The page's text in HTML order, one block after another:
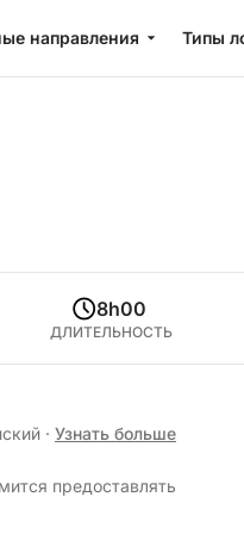
направления Типы
8h00
ДЛИТЕЛЬНОСТЬ
· Узнать больше
предоставлять